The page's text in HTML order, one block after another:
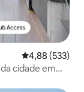
4,88 de uma
4,88 (533)
cidade em